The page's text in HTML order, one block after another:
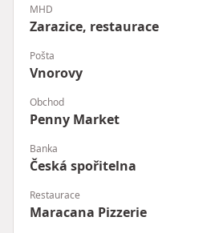
MHD
Zarazice, restaurace
Pošta
Vnorovy
Obchod
Penny Market
Banka
Česká spořitelna
Restaurace
Maracana Pizzerie